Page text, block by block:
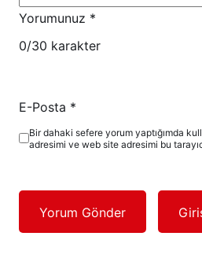
Yorumunuz *
0/30 karakter
E-Posta *
Bir dahaki sefere yorum yaptığımda
adresimi ve web site adresimi bu
Yorum Gönder